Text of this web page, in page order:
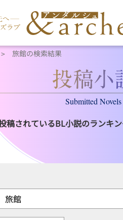
旅館の検索結果
Submitted Novels
稿されているBL小説のランキン